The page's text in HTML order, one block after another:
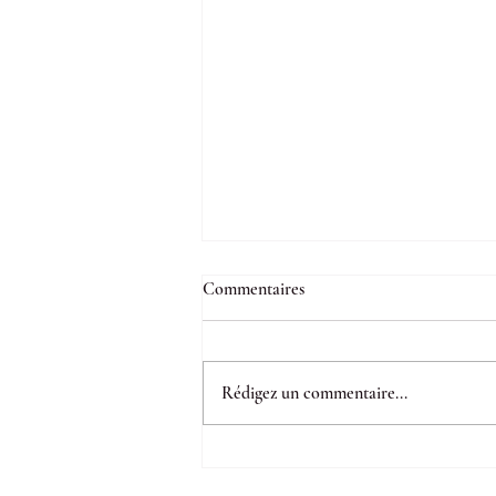
Commentaires
Rédigez un commentaire...